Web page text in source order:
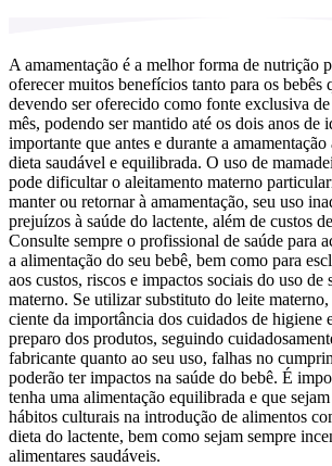
A amamentação é a melhor forma de nutrição
oferecer muitos benefícios tanto para os bebês
devendo ser oferecido como fonte exclusiva
mês, podendo ser mantido até os dois anos de
importante que antes e durante a amamentação
dieta saudável e equilibrada. O uso de
pode dificultar o aleitamento materno
manter ou retornar à amamentação, seu uso
prejuízos à saúde do lactente, além de custos
Consulte sempre o profissional de saúde para
a alimentação do seu bebê, bem como para
aos custos, riscos e impactos sociais do uso de
materno. Se utilizar substituto do leite
ciente da importância dos cuidados de higiene
preparo dos produtos, seguindo
fabricante quanto ao seu uso, falhas no
poderão ter impactos na saúde do bebê. É
tenha uma alimentação equilibrada e que
hábitos culturais na introdução de alimentos
dieta do lactente, bem como sejam sempre
alimentares saudáveis.